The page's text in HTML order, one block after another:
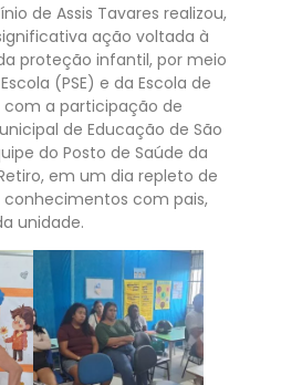
de Assis Tavares realizou,
ação voltada à
proteção infantil, por meio
(PSE) e da Escola de
com a participação de
de Educação de São
do Posto de Saúde da
em um dia repleto de
com pais,
unidade.